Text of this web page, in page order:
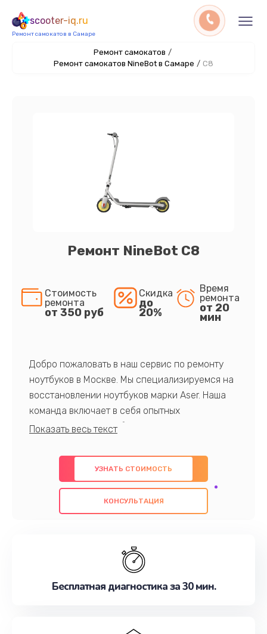
scooter-iq.ru
Ремонт самокатов в Самаре
Ремонт самокатов /
Ремонт самокатов NineBot в Самаре / C8
Ремонт NineBot C8
Стоимость
ремонта
от 350 руб
Скидка
до
20%
Время
ремонта
от 20
мин
Добро пожаловать в наш сервис по ремонту
ноутбуков в Москве. Мы специализируемся на
восстановлении ноутбуков марки Aser. Наша
команда включает в себя опытных
профессионалов с обширными знаниями и
предлагаем быстрый и качественный ремонт с
использованием оригинальных компонентов, а
также гарантируем качество всех
проведенных работ. Наша цель - предоставить
наилучшим образом. Не медлите записаться на
УЗНАТЬ СТОИМОСТЬ
КОНСУЛЬТАЦИЯ
Бесплатная диагностика за 30 мин.